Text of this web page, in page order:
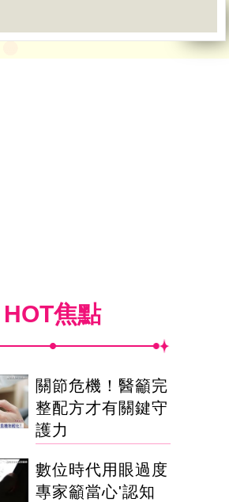
HOT焦點
關節危機！醫籲完
整配方才有關鍵守
護力
數位時代用眼過度
專家籲當心'認知